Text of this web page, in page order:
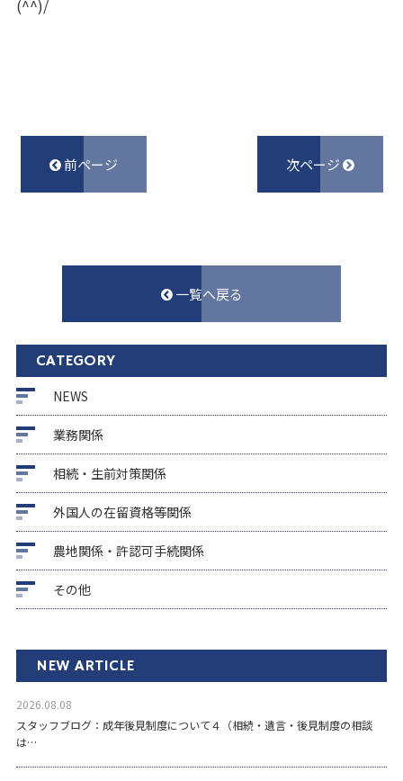
(^^)/
前ページ 次ページ
一覧へ戻る
CATEGORY
NEWS
業務関係
相続・生前対策関係
外国人の在留資格等関係
農地関係・許認可手続関係
その他
NEW ARTICLE
2026.08.08
スタッフブログ：成年後見制度について４（相続・遺言・後見制度の相談
は…